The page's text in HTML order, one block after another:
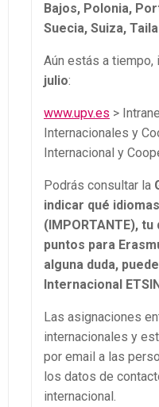
Bajos, Polonia,
Suecia, Suiza,
Aún estás a tiempo,
julio:
www.upv.es >
Internacionales y
Internacional y
Podrás consultar la
indicar qué
(IMPORTANTE),
puntos para
alguna duda,
Internacional
Las asignaciones
internacionales y
por email a las
los datos de
internacional.